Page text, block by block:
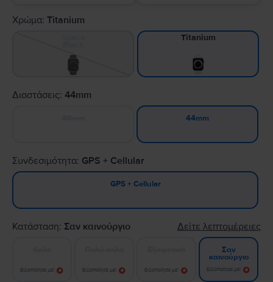
Χρώμα: Titanium
Titanium
Διαστάσεις: 44mm
44mm
Συνδεσιμότητα: GPS + Cellular
GPS + Cellular
Κατάσταση: Σαν καινούργιο Δείτε λεπτομέρειες
Ειδοποίησε με! Ειδοποίησε με! Ειδοποίησε με!
Σαν
καινούργιο
Ειδοποίησε με!